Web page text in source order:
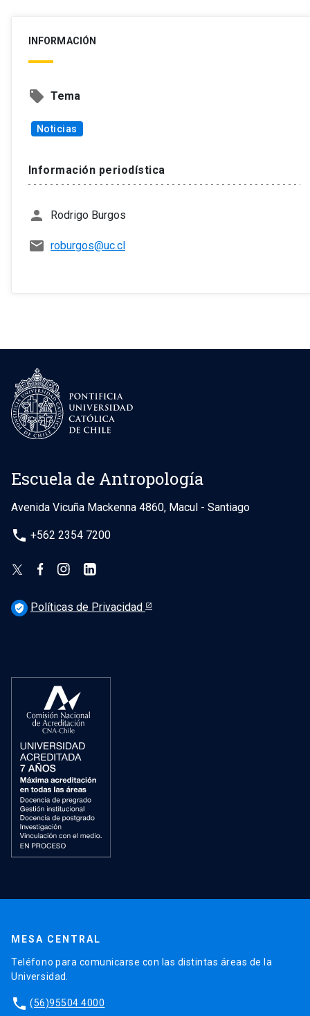
INFORMACIÓN
local_offer Tema
Noticias
Información periodística
person Rodrigo Burgos
mail roburgos@uc.cl
Escuela de Antropología
Avenida Vicuña Mackenna 4860, Macul - Santiago
phone +562 2354 7200
verified_user Políticas de Privacidad
MESA CENTRAL
Teléfono para comunicarse con las distintas áreas de la
Universidad.
phone (56)95504 4000